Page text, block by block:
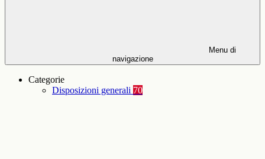
Menu di
navigazione
Categorie
Disposizioni generali 70